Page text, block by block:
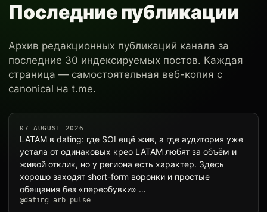
Последние публикации
Архив редакционных публикаций канала за
последние 30 индексируемых постов. Каждая
страница — самостоятельная веб-копия с
canonical на t.me.
07 AUGUST 2026
LATAM в dating: где SOI ещё жив, а где аудитория уже
устала от одинаковых крео LATAM любят за объём и
живой отклик, но у региона есть характер. Здесь
хорошо заходят short-form воронки и простые
обещания без «переобувки» …
@dating_arb_pulse